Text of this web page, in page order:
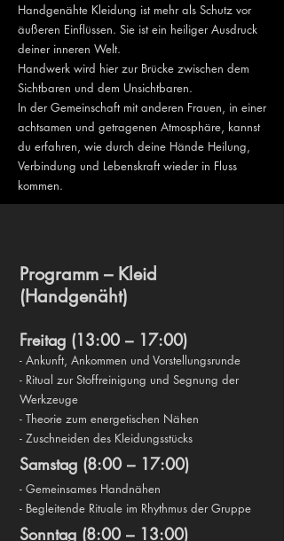
Handgenähte Kleidung ist mehr als Schutz vor
äußeren Einflüssen. Sie ist ein heiliger Ausdruck
deiner inneren Welt.
Handwerk wird hier zur Brücke zwischen dem
Sichtbaren und dem Unsichtbaren.
In der Gemeinschaft mit anderen Frauen, in einer
achtsamen und getragenen Atmosphäre, kannst
du erfahren, wie durch deine Hände Heilung,
Verbindung und Lebenskraft wieder in Fluss
kommen.
Programm – Kleid
(Handgenäht)
Freitag (13:00 – 17:00)
- Ankunft, Ankommen und Vorstellungsrunde
- Ritual zur Stoffreinigung und Segnung der
Werkzeuge
- Theorie zum energetischen Nähen
- Zuschneiden des Kleidungsstücks
Samstag (8:00 – 17:00)
- Gemeinsames Handnähen
- Begleitende Rituale im Rhythmus der Gruppe
Sonntag (8:00 – 13:00)